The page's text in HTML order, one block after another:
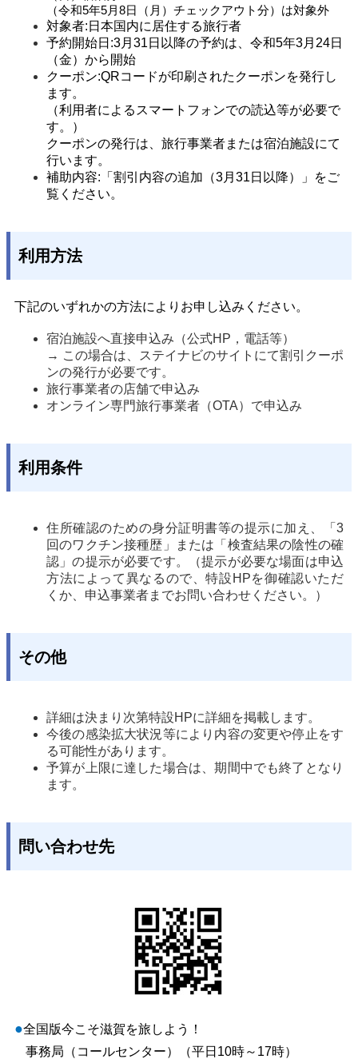
（令和5年5月8日（月）チェックアウト分）は対象外
対象者:日本国内に居住する旅行者
予約開始日:3月31日以降の予約は、令和5年3月24日
（金）から開始
クーポン:QRコードが印刷されたクーポンを発行し
ます。
（利用者によるスマートフォンでの読込等が必要で
す。）
クーポンの発行は、旅行事業者または宿泊施設にて
行います。
補助内容:「割引内容の追加（3月31日以降）」をご
覧ください。
利用方法
下記のいずれかの方法によりお申し込みください。
宿泊施設へ直接申込み（公式HP，電話等）
→ この場合は、ステイナビのサイトにて割引クーポ
ンの発行が必要です。
旅行事業者の店舗で申込み
オンライン専門旅行事業者（OTA）で申込み
利用条件
住所確認のための身分証明書等の提示に加え、「3
回のワクチン接種歴」または 「検査結果の陰性の確
認」の提示が必要です。
（提示が必要な場面は申込
方法によって異なるので、特設HPを御確認いただ
くか、 申込事業者までお問い合わせください。）
その他
詳細は決まり次第特設HPに詳細を掲載します。
今後の感染拡大状況等により内容の変更や停止をす
る可能性があります。
予算が上限に達した場合は、期間中でも終了となり
ます。
問い合わせ先
●全国版今こそ滋賀を旅しよう！
事務局（コールセンター）（平日10時～17時）